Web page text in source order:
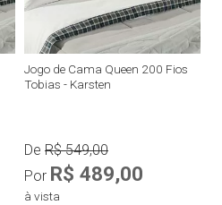
Jogo de Cama Queen 200 Fios
Tobias - Karsten
De R$ 549,00
Por R$ 489,00
à vista